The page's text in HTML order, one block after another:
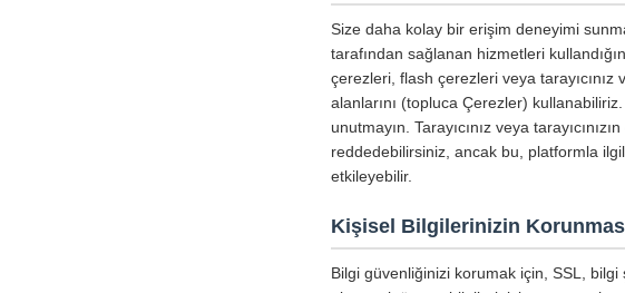
Size daha kolay bir erişim deneyimi
tarafından sağlanan hizmetleri
çerezleri, flash çerezleri veya
alanlarını (topluca Çerezler)
unutmayın. Tarayıcınız veya
reddedebilirsiniz, ancak bu, platformla
etkileyebilir.
Kişisel Bilgilerinizin
Bilgi güvenliğinizi korumak için, SSL,